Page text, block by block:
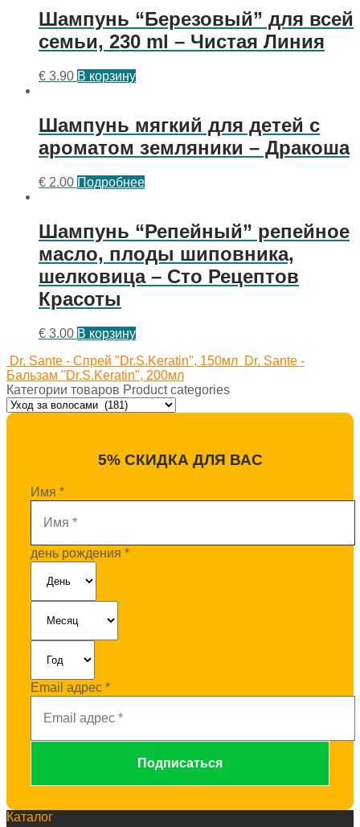
Шампунь “Березовый” для всей
семьи, 230 ml – Чистая Линия
€ 3.90 В корзину
Шампунь мягкий для детей с
ароматом земляники – Дракоша
€ 2.00 Подробнее
Шампунь “Репейный” репейное
масло, плоды шиповника,
шелковица – Сто Рецептов
Красоты
€ 3.00 В корзину
Dr. Sante - Спрей "Dr.S.Keratin", 150мл Dr. Sante -
Бальзам "Dr.S.Keratin", 200мл
Категории товаров Product categories
5% СКИДКА ДЛЯ ВАС
Имя *
день рождения *
Email адрес *
Каталог